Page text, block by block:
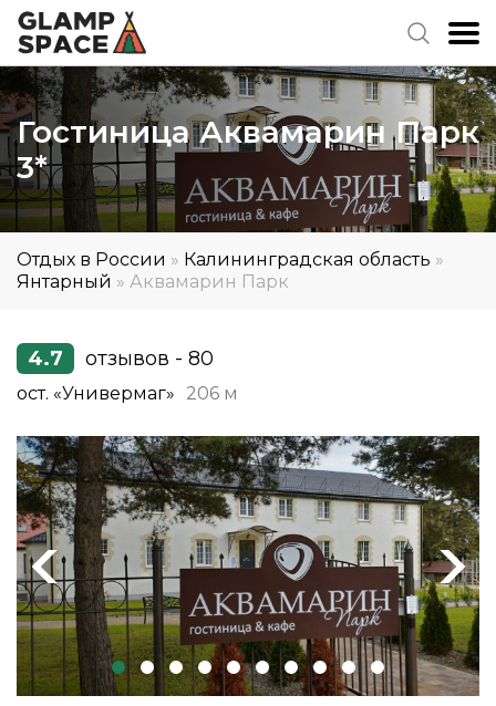
Гостиница Аквамарин Парк
3*
Отдых в России » Калининградская область »
Янтарный » Аквамарин Парк
4.7 отзывов - 80
ост. «Универмаг» 206 м
Previous Next